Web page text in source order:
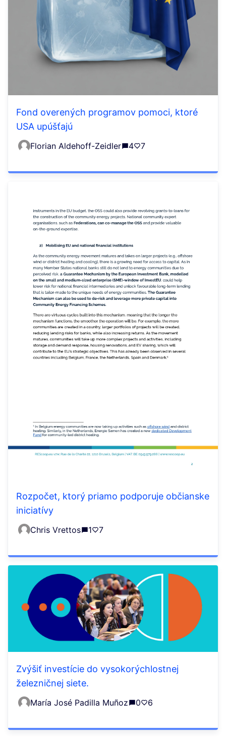
Fond overených programov pomoci, ktoré
USA upúšťajú
Florian Aldehoff-Zeidler 4 7
Rozpočet, ktorý priamo podporuje občianske
iniciatívy
Chris Vrettos 1 7
Zvýšiť investície do vysokorýchlostnej
železničnej siete.
María José Padilla Muñoz 0 6